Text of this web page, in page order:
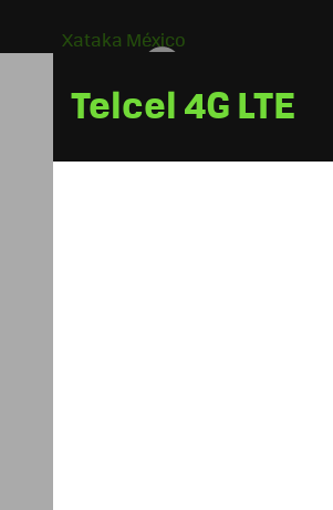
Xataka México
Telcel 4G LTE